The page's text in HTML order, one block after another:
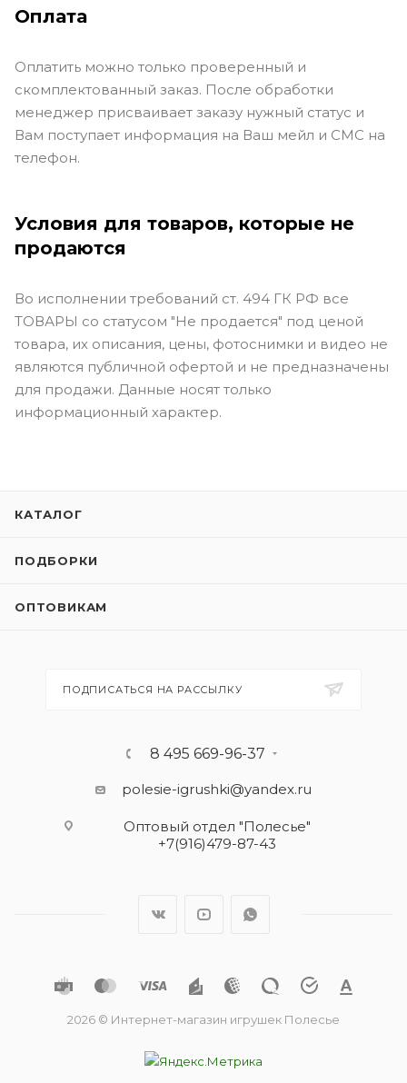
Оплата
Оплатить можно только проверенный и
скомплектованный заказ. После обработки
менеджер присваивает заказу нужный статус и
Вам поступает информация на Ваш мейл и СМС на
телефон.
Условия для товаров, которые не
продаются
Во исполнении требований ст. 494 ГК РФ все
ТОВАРЫ со статусом "Не продается" под ценой
товара, их описания, цены, фотоснимки и видео не
являются публичной офертой и не предназначены
для продажи. Данные носят только
информационный характер.
КАТАЛОГ
ПОДБОРКИ
ОПТОВИКАМ
ПОДПИСАТЬСЯ НА РАССЫЛКУ
8 495 669-96-37
polesie-igrushki@yandex.ru
Оптовый отдел "Полесье"
+7(916)479-87-43
2026 © Интернет-магазин игрушек Полесье